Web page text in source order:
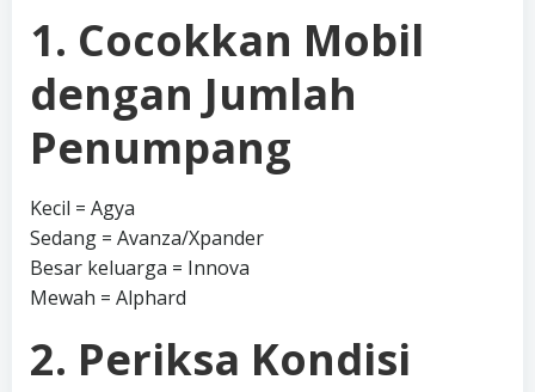
1. Cocokkan Mobil
dengan Jumlah
Penumpang
Kecil = Agya
Sedang = Avanza/Xpander
Besar keluarga = Innova
Mewah = Alphard
2. Periksa Kondisi